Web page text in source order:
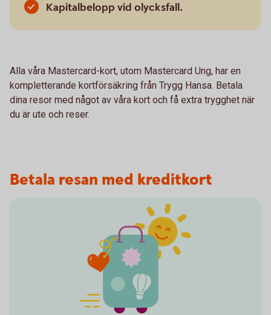
Kapitalbelopp vid olycksfall.
Alla våra Mastercard-kort, utom Mastercard Ung, har en
kompletterande kortförsäkring från Trygg Hansa. Betala
dina resor med något av våra kort och få extra trygghet när
du är ute och reser.
Betala resan med kreditkort